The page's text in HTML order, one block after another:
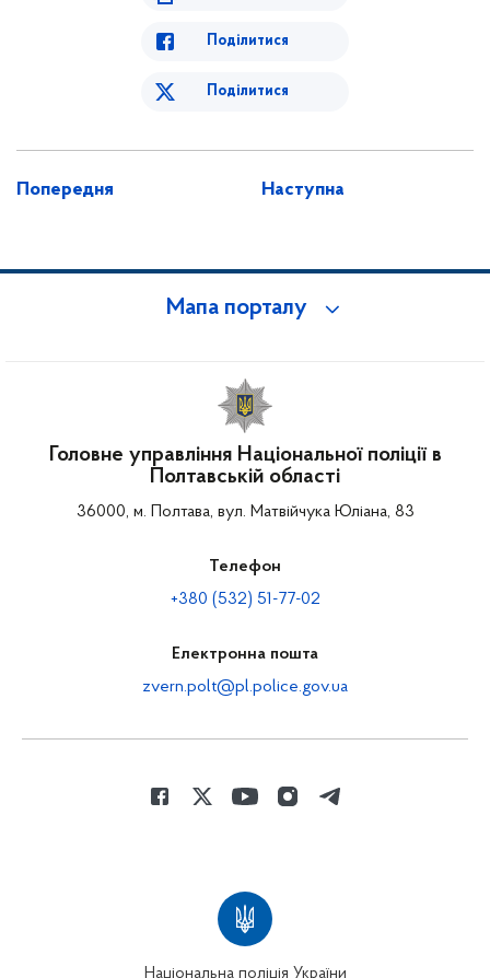
Поділитися
Поділитися
Попередня Наступна
Мапа порталу
Головне управління Національної поліції в
Полтавській області
36000, м. Полтава, вул. Матвійчука Юліана, 83
Телефон
+380 (532) 51-77-02
Електронна пошта
zvern.polt@pl.police.gov.ua
Національна поліція України